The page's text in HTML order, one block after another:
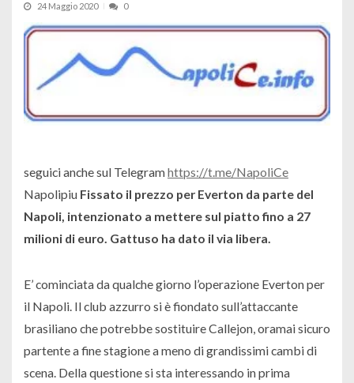
24 Maggio 2020 0
seguici anche sul Telegramhttps://t.me/NapoliCe
Napolipiu Fissato il prezzo per Everton da parte del
Napoli, intenzionato a mettere sul piatto fino a 27
milioni di euro. Gattuso ha dato il via libera.
E’ cominciata da qualche giorno l’operazione Everton per
il Napoli. Il club azzurro si è fiondato sull’attaccante
brasiliano che potrebbe sostituire Callejon, oramai sicuro
partente a fine stagione a meno di grandissimi cambi di
scena. Della questione si sta interessando in prima